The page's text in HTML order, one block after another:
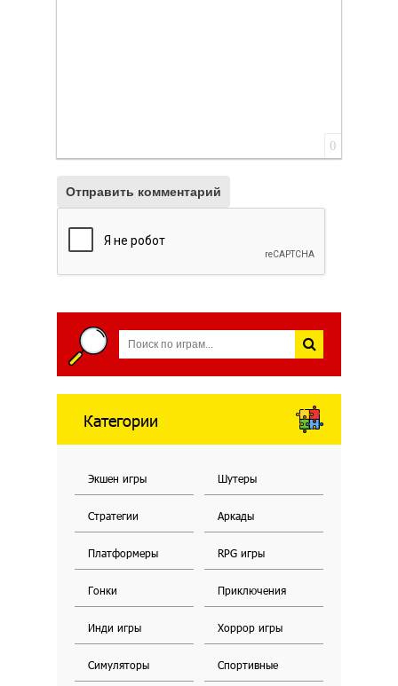
0
Отправить комментарий
Категории
Экшен игры Шутеры
Стратегии Аркады
Платформеры RPG игры
Гонки Приключения
Инди игры Хоррор игры
Симуляторы Спортивные